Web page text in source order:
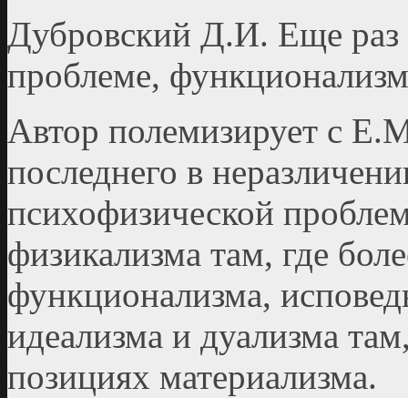
Дубровский Д.И. Еще раз
проблеме,
Автор полемизирует с
последнего в
психофизической
физикализма там, где
функционализма,
идеализма и дуализма
позициях материализма.